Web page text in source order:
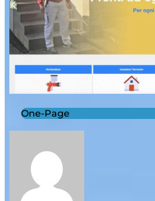
One-Page